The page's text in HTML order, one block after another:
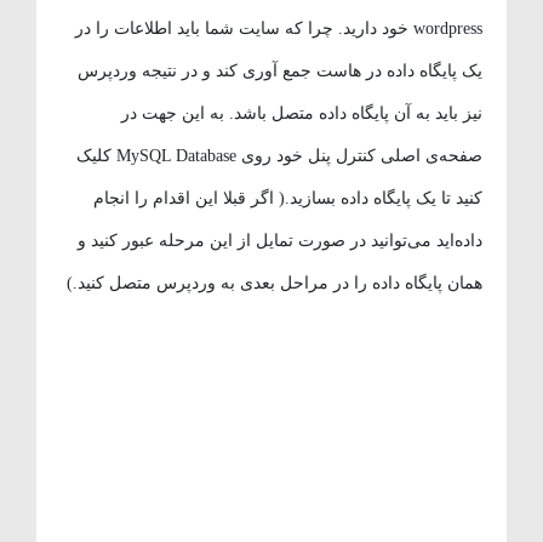
wordpress خود دارید. چرا که سایت شما باید اطلاعات را در
یک پایگاه داده در هاست جمع آوری کند و در نتیجه وردپرس
نیز باید به آن پایگاه داده متصل باشد. به این جهت در
صفحه‌ی اصلی کنترل پنل خود روی MySQL Database کلیک
کنید تا یک پایگاه داده بسازید.( اگر قبلا این اقدام را انجام
داده‌اید می‌توانید در صورت تمایل از این مرحله عبور کنید و
همان پایگاه داده را در مراحل بعدی به وردپرس متصل کنید.)